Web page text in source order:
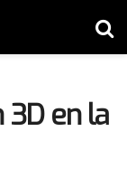
en la